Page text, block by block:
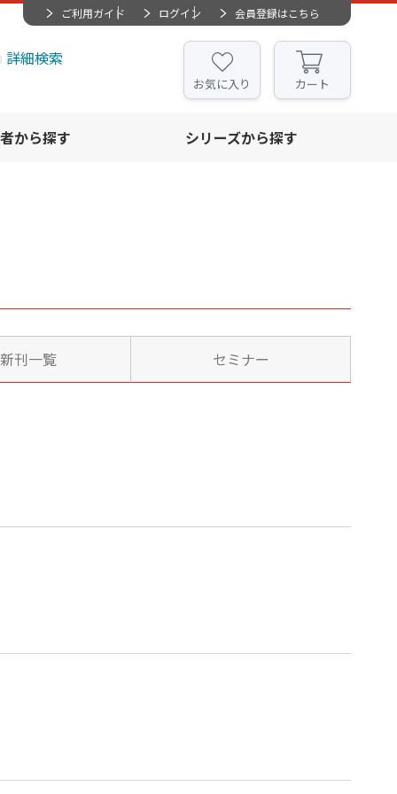
ご利用ガイド ログイン 会員登録はこちら
詳細検索
お気に入り カート
から探す シリーズから探す
刊一覧 セミナー